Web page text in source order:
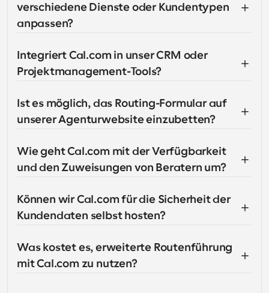
verschiedene Dienste oder Kundentypen
anpassen?
Integriert Cal.com in unser CRM oder
Projektmanagement-Tools?
Ist es möglich, das Routing-Formular auf
unserer Agenturwebsite einzubetten?
Wie geht Cal.com mit der Verfügbarkeit
und den Zuweisungen von Beratern um?
Können wir Cal.com für die Sicherheit der
Kundendaten selbst hosten?
Was kostet es, erweiterte Routenführung
mit Cal.com zu nutzen?